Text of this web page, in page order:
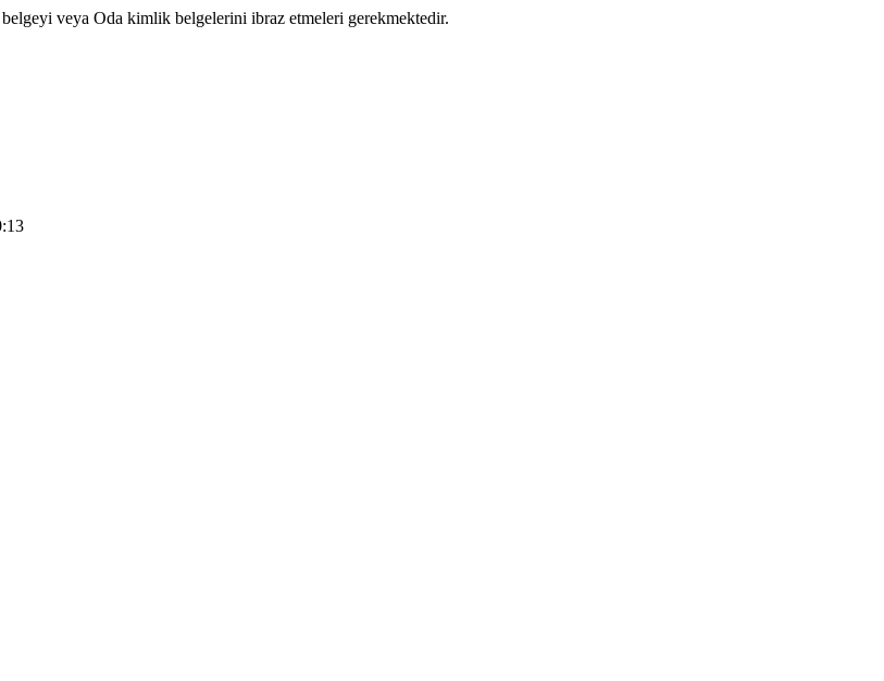
veya Oda kimlik belgelerini ibraz etmeleri gerekmektedir.